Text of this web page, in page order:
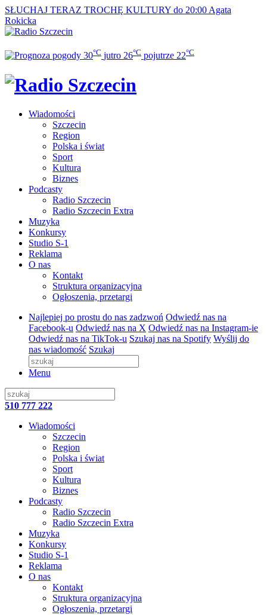
SŁUCHAJ TERAZ TROCHĘ KULTURY do 20:00 Agata
Rokicka
30°C jutro 26°C pojutrze 22°C
Wiadomości
Szczecin
Region
Polska i świat
Sport
Kultura
Biznes
Podcasty
Radio Szczecin
Radio Szczecin Extra
Muzyka
Konkursy
Studio S-1
Reklama
O nas
Kontakt
Struktura organizacyjna
Ogłoszenia, przetargi
Najlepiej po prostu do nas zadzwoń Odwiedź nas na
Facebook-u Odwiedź nas na X Odwiedź nas na Instagram-ie
Odwiedź nas na TikTok-u Szukaj nas na Spotify Wyślij do
nas wiadomość Szukaj
Menu
510 777 222
Wiadomości
Szczecin
Region
Polska i świat
Sport
Kultura
Biznes
Podcasty
Radio Szczecin
Radio Szczecin Extra
Muzyka
Konkursy
Studio S-1
Reklama
O nas
Kontakt
Struktura organizacyjna
Ogłoszenia, przetargi